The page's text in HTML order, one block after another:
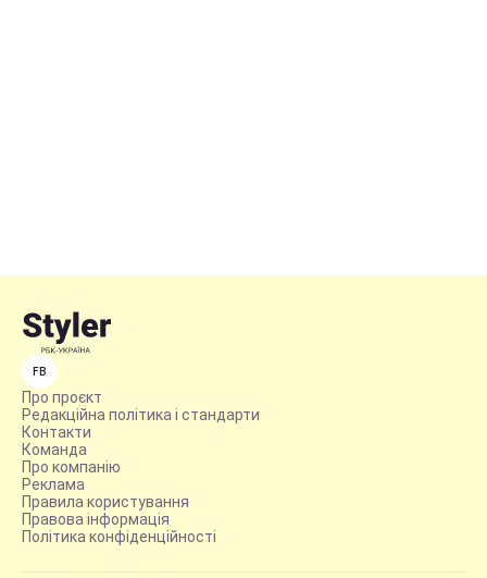
FB
Про проєкт
Редакційна політика і стандарти
Контакти
Команда
Про компанію
Реклама
Правила користування
Правова інформація
Політика конфіденційності